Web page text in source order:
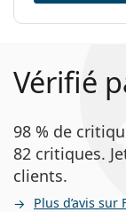
Vérifié
98 % de
82 critiques.
clients.
Plus d’avis sur